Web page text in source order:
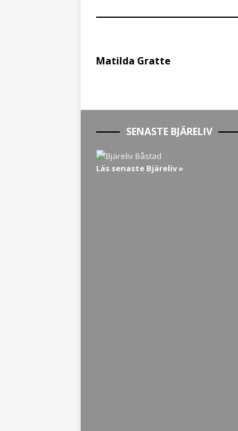
Matilda Gratte
SENASTE BJÄRELIV
Läs senaste Bjäreliv »